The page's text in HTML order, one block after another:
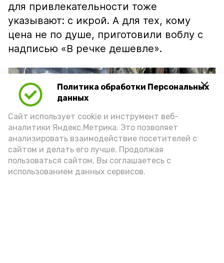
Политика обработки Персональных
данных
Сайт использует cookie и инструмент веб-
аналитики Яндекс.Метрика. Это позволяет
анализировать взаимодействие посетителей с
сайтом и делать его лучше. Продолжая
пользоваться сайтом, Вы соглашаетесь с
использованием данных сервисов.
для привлекательности тоже
указывают: с икрой. А для тех, кому
цена не по душе, приготовили воблу с
надписью «В речке дешевле».